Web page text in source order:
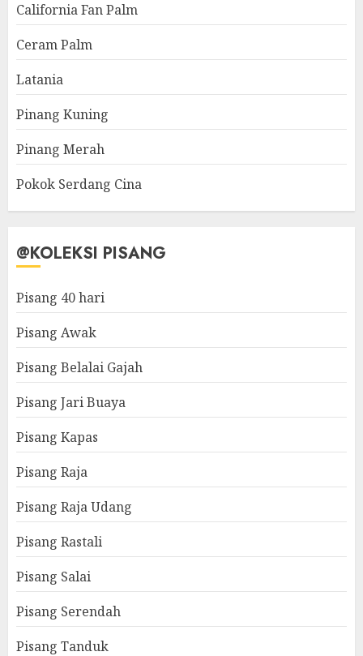
California Fan Palm
Ceram Palm
Latania
Pinang Kuning
Pinang Merah
Pokok Serdang Cina
@KOLEKSI PISANG
Pisang 40 hari
Pisang Awak
Pisang Belalai Gajah
Pisang Jari Buaya
Pisang Kapas
Pisang Raja
Pisang Raja Udang
Pisang Rastali
Pisang Salai
Pisang Serendah
Pisang Tanduk